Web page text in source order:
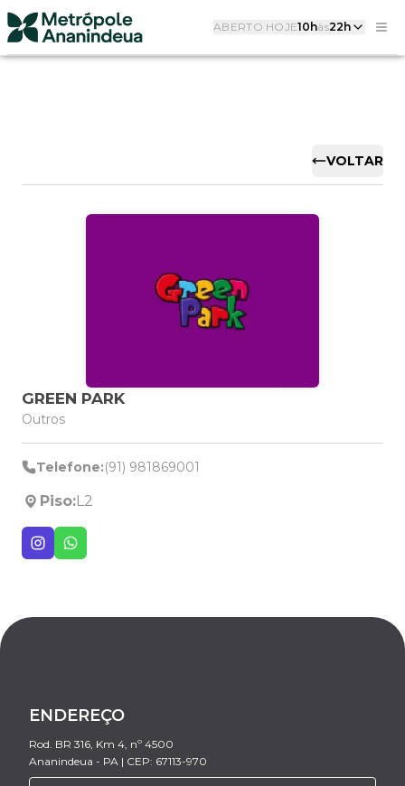
ABERTO HOJE10hàs22h
VOLTAR
GREEN PARK
Outros
Telefone:(91) 981869001
Piso:L2
ENDEREÇO
Rod. BR 316, Km 4, nº 4500
Ananindeua - PA | CEP: 67113-970